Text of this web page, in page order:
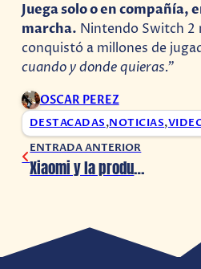
Juega solo o en compañía,
marcha. Nintendo Switch 2
conquistó a millones de
cuando y donde quieras.”
OSCAR PEREZ
DESTACADAS,NOTICIAS,
ENTRADA ANTERIOR
Xiaomi y la productividad del futuro